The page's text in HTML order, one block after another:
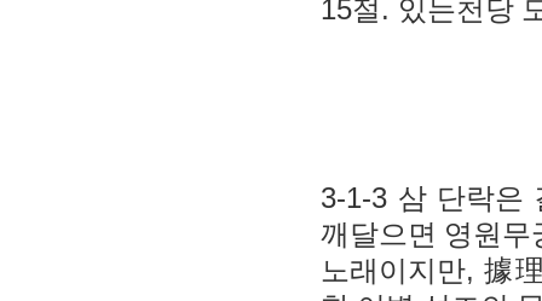
15절. 있는천당
3-1-3 삼 단락은
깨달으면 영원무
노래이지만,據